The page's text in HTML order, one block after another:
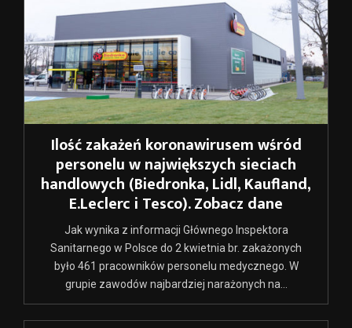
Ilość zakażeń koronawirusem wśród
personelu w największych sieciach
handlowych (Biedronka, Lidl, Kaufland,
E.Leclerc i Tesco). Zobacz dane
Jak wynika z informacji Głównego Inspektora
Sanitarnego w Polsce do 2 kwietnia br. zakażonych
było 461 pracowników personelu medycznego. W
grupie zawodów najbardziej narażonych na...